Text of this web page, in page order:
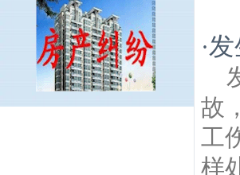
·发
故
工
样